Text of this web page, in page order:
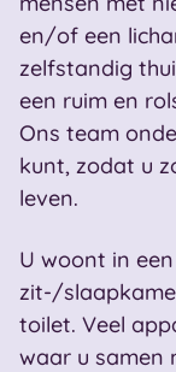
en/of een
zelfstandig
een ruim en
Ons team
kunt, zodat u
leven.
U woont in
zit-/
toilet. Veel
waar u samen